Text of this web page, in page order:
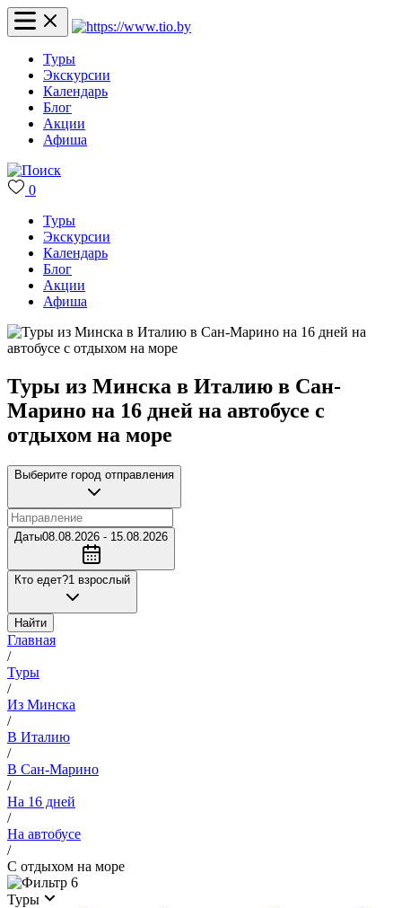
Туры
Экскурсии
Календарь
Блог
Акции
Афиша
0
Туры
Экскурсии
Календарь
Блог
Акции
Афиша
Туры из Минска в Италию в Сан-
Марино на 16 дней на автобусе с
отдыхом на море
Выберите город отправления
Даты08.08.2026 - 15.08.2026
Кто едет?1 взрослый
Найти
Главная
/
Туры
/
Из Минска
/
В Италию
/
В Сан-Марино
/
На 16 дней
/
На автобусе
/
С отдыхом на море
6
Туры